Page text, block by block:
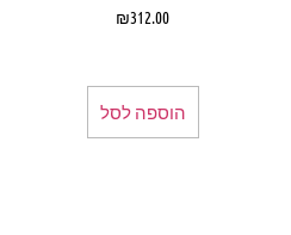
₪312.00
הוספה לסל